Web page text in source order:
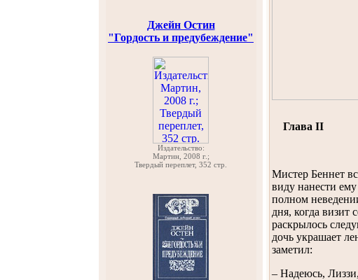
Джейн Остин
"Гордость и предубеждение"
Издательство:
Мартин, 2008 г.;
Твердый переплет, 352 стр.
Глава II
Мистер Беннет
виду нанести
полном
дня, когда визит
раскрылось
дочь украшает
заметил:
– Надеюсь,